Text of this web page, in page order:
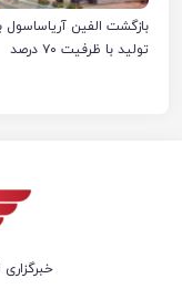
بازگشت الفین آریاساسول
تولید با ظرفیت ۷۰ درصد